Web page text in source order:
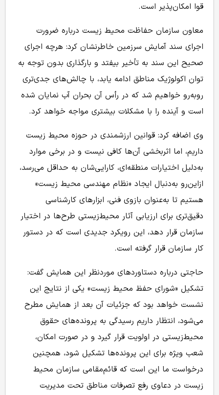
قوا امکان‌پذیر است.
معاون سازمان حفاظت محیط زیست درباره ضرورت
اجرای سند آمایش سرزمین خاطرنشان کرد: هرچه اجرای
صحیح این سند به تأخیر بیفتد و بارگذاری بدون توجه به
توان اکولوژیک مناطق ادامه یابد، با چالش‌های جدی‌تری
روبه‌رو خواهیم شد که در رأس آن بحران آب نمایان شده
است و آینده را با مشکلات بیشتری مواجه خواهد کرد.
وی اضافه کرد: قوانین ارزشمندی در حوزه محیط زیست
داریم، اما اثربخشی آن‌ها کافی نیست و در برخی موارد
به‌دلیل اختیارات منطقه‌ای، کارایی‌شان به حداقل می‌رسد،
ازاین‌رو به‌دنبال ایجاد «نظام مهندسی محیط زیست»
هستیم تا به‌عنوان بازوی فنی، ابزارهای کارشناسی
دقیق‌تری برای ارزیابی آثار محیط‌زیستی طرح‌ها در اختیار
سازمان قرار دهد، این رویکرد جدیدی است که در دستور
کار سازمان قرار گرفته است.
حاجتی درباره دستاوردهای موردنظر این همایش گفت:
تشکیل «شورای حفظ محیط زیست» یکی از نتایج این
نشست خواهد بود که جزئیات آن بعد از همایش مطرح
می‌شود، انتظار داریم رسیدگی به پرونده‌های حقوق
محیط‌زیستی در اولویت قرار گیرد و در صورت امکان،
شعب ویژه برای این پرونده‌ها تشکیل شود، همچنین
درخواست ما این است که قائم‌مقامی سازمان محیط
زیست در دعاوی رفع تصرفات مناطق تحت مدیریت